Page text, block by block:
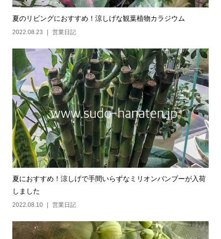
夏のリビングにおすすめ！涼しげな観葉植物カラジウム
2022.08.23 営業日記
夏におすすめ！涼しげで手間いらずなミリオンバンブーが入荷
しました
2022.08.10 営業日記